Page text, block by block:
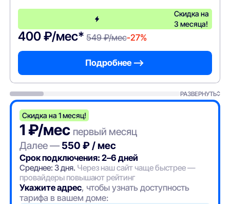
Скидка на
3 месяца!
400 ₽/мес* 549 ₽/мес-27%
Подробнее —>
РАЗВЕРНУТЬ
Скидка на 1 месяц!
1 ₽/мес первый месяц
Далее — 550 ₽ / мес
Срок подключения: 2–6 дней
Среднее: 3 дня. Через наш сайт чаще быстрее —
провайдеры повышают рейтинг
Укажите адрес, чтобы узнать доступность
тарифа в вашем доме: